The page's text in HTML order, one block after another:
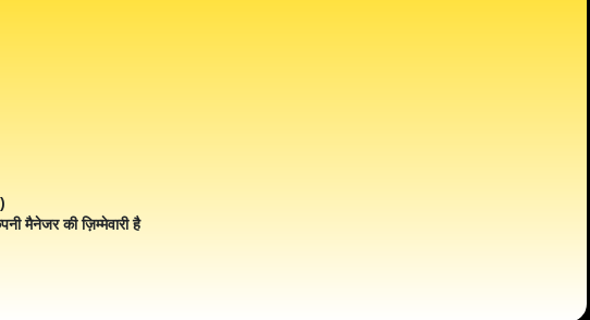
मैनेजर की ज़िम्मेवारी है